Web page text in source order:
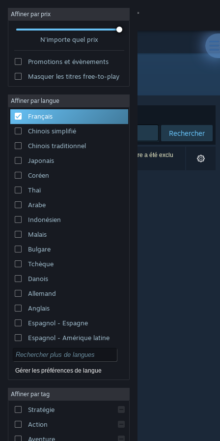
Se connecter
Magasin
À propos
Support
Changer la langue
Télécharger l'application mobile Steam
Voir version ordi. du site
© Valve Corporation. Tous droits réservés. Toutes les
titulaires aux États-Unis et dans d'autres pays.
Accessibilité
Remboursements
Affiner par prix
N'importe quel prix
Promotions et évènements
Masquer les titres free-to-play
Affiner par langue
Français
Chinois simplifié
Chinois traditionnel
Japonais
Coréen
Thaï
Arabe
Indonésien
Malais
Bulgare
Tchèque
Danois
Allemand
Anglais
Espagnol - Espagne
Espagnol - Amérique latine
Gérer les préférences de langue
Affiner par tag
Stratégie
Action
Aventure
Développement : PASSENGER
Trier par Pertinence
Rechercher
0 résultats correspondent à votre recherche. 1 titre a été exclu
selon vos préférences.